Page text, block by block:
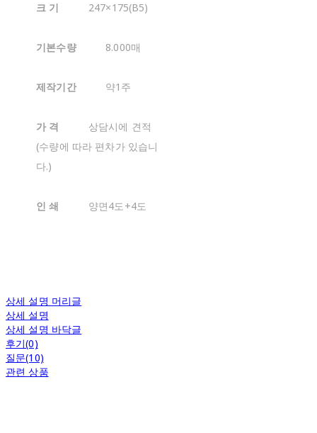
크 기 247×175(B5)
기본수량 8.000매
제작기간 약1주
가 격
상담시에 견적
(수량에 따라 편차가 있습니
다.)
인 쇄 양면4도+4도
상세 설명 머리글
상세 설명
상세 설명 바닥글
후기(0)
질문(10)
관련 상품